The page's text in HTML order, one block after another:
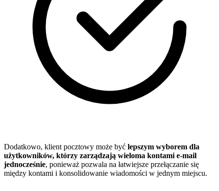
Dodatkowo, klient pocztowy może być lepszym wyborem dla
użytkowników, którzy zarządzają wieloma kontami e-mail
jednocześnie, ponieważ pozwala na łatwiejsze przełączanie się
między kontami i konsolidowanie wiadomości w jednym miejscu.